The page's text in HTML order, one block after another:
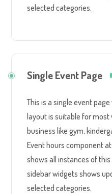
selected categories.
Single Event Page
This is a single event
layout is suitable for
business like gym,
Event hours component
shows all instances of
sidebar widgets shows
selected categories.